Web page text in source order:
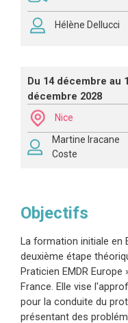
Hélène Dellucci
Du 14 décembre au
décembre 2028
Nice
Martine Iracane
Coste
Objectifs
La formation initiale en
deuxième étape
Praticien EMDR Europe
France. Elle vise
pour la conduite du
présentant des